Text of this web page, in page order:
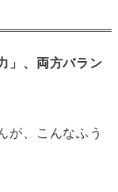
」、両方バラン
が、こんなふう